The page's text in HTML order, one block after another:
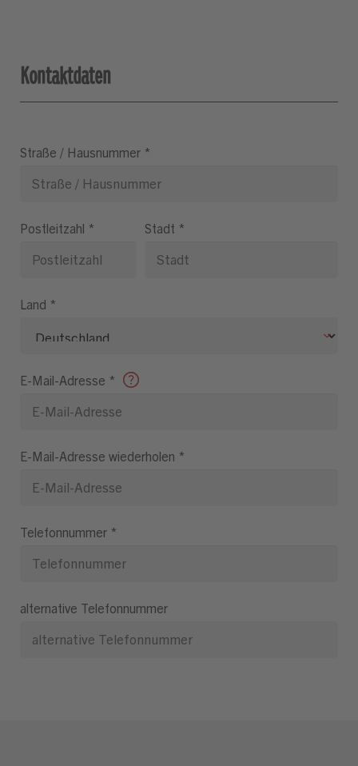
Kontaktdaten
Straße / Hausnummer *
Postleitzahl * Stadt *
Land *
E-Mail-Adresse *
E-Mail-Adresse wiederholen *
Telefonnummer *
alternative Telefonnummer